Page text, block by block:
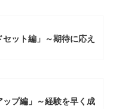
ット編」～期待に応え
プ編」～経験を早く成